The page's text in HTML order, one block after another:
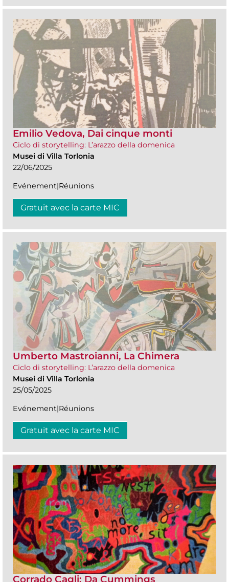
Emilio Vedova, Dai cinque monti
Ciclo di storytelling: L’arazzo della domenica
Musei di Villa Torlonia
22/06/2025
Evénement|Réunions
Gratuit avec la carte MIC
Umberto Mastroianni, La Chimera
Ciclo di storytelling: L’arazzo della domenica
Musei di Villa Torlonia
25/05/2025
Evénement|Réunions
Gratuit avec la carte MIC
Corrado Cagli: Da Cummings